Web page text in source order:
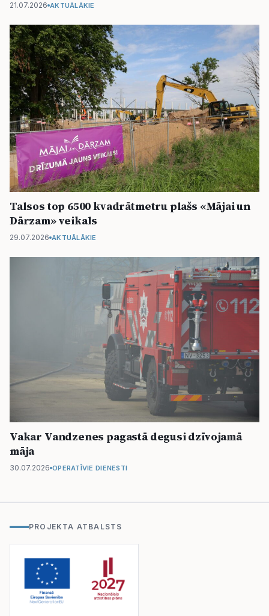
21.07.2026 AKTUĀLĀKIE
Talsos top 6500 kvadrātmetru plašs «Mājai un
Dārzam» veikals
29.07.2026 AKTUĀLĀKIE
Vakar Vandzenes pagastā degusi dzīvojamā
māja
30.07.2026 OPERATĪVIE DIENESTI
PROJEKTA ATBALSTS